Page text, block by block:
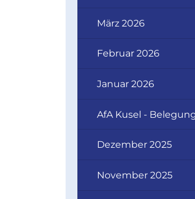
März 2026
Februar 2026
Januar 2026
AfA Kusel -
Dezember 2025
November 2025